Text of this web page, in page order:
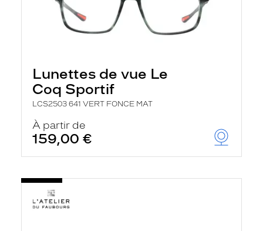
Lunettes de vue Le
Coq Sportif
LCS2503 641 VERT FONCE MAT
À partir de
159,00 €